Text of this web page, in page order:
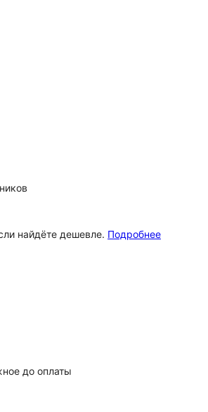
найдёте дешевле. Подробнее
до оплаты